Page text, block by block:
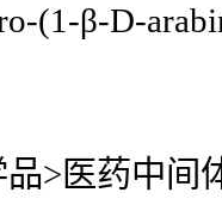
(1-β-D-
>医药中间